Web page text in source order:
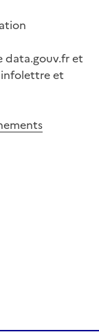
data.gouv.fr et
infolettre et